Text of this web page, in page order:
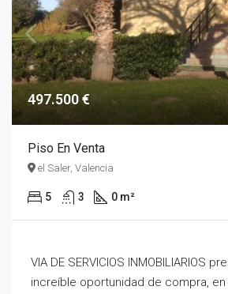
497.500 €
Piso En Venta
el Saler, Valencia
5 3 0 m²
VIA DE SERVICIOS INMOBILIARIOS
increíble oportunidad de compra,